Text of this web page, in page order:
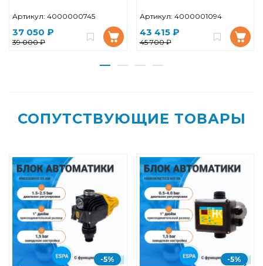
Артикул: 4000000745
37 050 ₽
39 000 ₽
Артикул: 4000001094
43 415 ₽
45 700 ₽
СОПУТСТВУЮЩИЕ ТОВАРЫ
-5% -5%